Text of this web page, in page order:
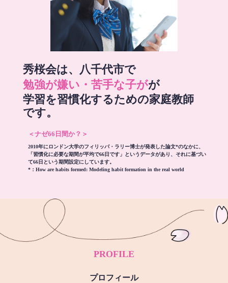
秀桜会は、八千代市で
勉強が嫌い・苦手な子がが
学習を習慣化するための家庭教師
です。
＜ナゼ66日間か？＞
2010年にロンドン大学のフィリッパ・ラリー博士が発表した論文*のなかに、
「習慣化に必要な期間が平均で66日です」というデータがあり、それに基づい
て66日という期間設定にしています。
*： How are habits formed: Modeling habit formation in the real world
PROFILE
プロフィール